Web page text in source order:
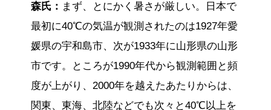
森氏： まず、とにかく暑さが厳しい。日本で
最初に40℃の気温が観測されたのは1927年愛
媛県の宇和島市、次が1933年に山形県の山形
市です。ところが1990年代から観測範囲と頻
度が上がり、2000年を越えたあたりからは、
関東、東海、北陸などでも次々と40℃以上を